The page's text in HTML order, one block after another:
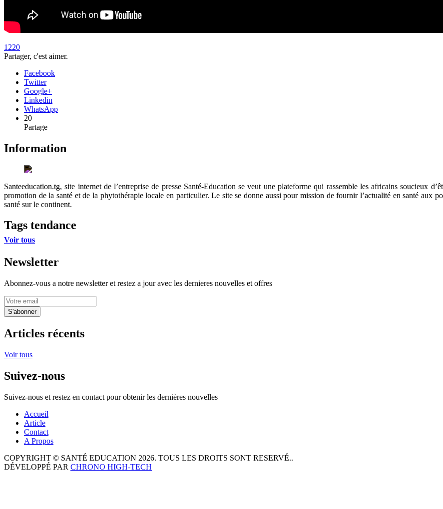
1220
Partager, c'est aimer.
Facebook
Twitter
Google+
Linkedin
WhatsApp
20
Partage
Information
Santeeducation.tg, site internet de l’entreprise de presse Santé-Education se veut une plateforme qui rassemble les africains soucieux
promotion de la santé et de la phytothérapie locale en particulier. Le site se donne aussi pour mission de fournir l’actualité en santé aux
santé sur le continent.
Tags tendance
Voir tous
Newsletter
Abonnez-vous a notre newsletter et restez a jour avec les dernieres nouvelles et offres
S'abonner
Articles récents
Voir tous
Suivez-nous
Suivez-nous et restez en contact pour obtenir les dernières nouvelles
Accueil
Article
Contact
A Propos
COPYRIGHT © SANTÉ EDUCATION 2026. TOUS LES DROITS SONT RESERVÉ..
DÉVELOPPÉ PAR CHRONO HIGH-TECH